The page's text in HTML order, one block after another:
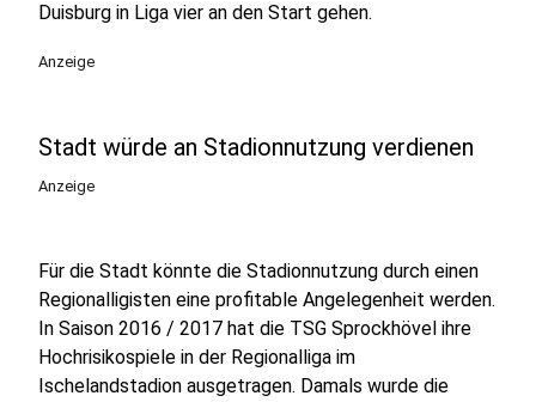
Duisburg in Liga vier an den Start gehen.
Anzeige
Stadt würde an Stadionnutzung verdienen
Anzeige
Für die Stadt könnte die Stadionnutzung durch einen
Regionalligisten eine profitable Angelegenheit werden.
In Saison 2016 / 2017 hat die TSG Sprockhövel ihre
Hochrisikospiele in der Regionalliga im
Ischelandstadion ausgetragen. Damals wurde die